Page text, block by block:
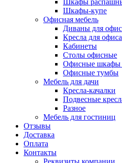
Шкафы-купе
Офисная мебель
Диваны для
Кресла для офиса
Кабинеты
Столы офисные
Офисные шкафы
Офисные тумбы
Мебель для дачи
Кресла-качалки
Подвесные
Разное
Мебель для гостиниц
Отзывы
Доставка
Оплата
Контакты
Реквизиты компании